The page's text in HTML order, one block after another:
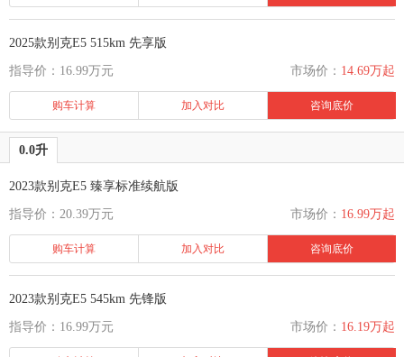
2025款别克E5 515km 先享版
指导价：16.99万元 市场价： 14.69万起
购车计算 加入对比 咨询底价
0.0升
2023款别克E5 臻享标准续航版
指导价：20.39万元 市场价： 16.99万起
购车计算 加入对比 咨询底价
2023款别克E5 545km 先锋版
指导价：16.99万元 市场价： 16.19万起